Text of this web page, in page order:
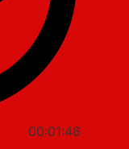
00:01:46